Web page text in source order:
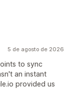
5 de agosto de 2026
to sync
an instant
provided us